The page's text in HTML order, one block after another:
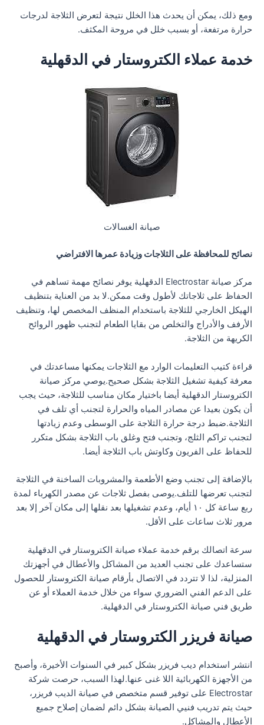
ومع ذلك، يمكن أن يحدث هذا الخلل نتيجة لتعرض الثلاجة لدرجات
حرارة مرتفعة، أو بسبب خلل في مروحة المكثف.
خدمة عملاء الكتروستار في الدقهلية
صيانة الغسالات
نصائح للمحافظة على الثلاجات وزيادة عمرها الافتراضي
مركز صيانة Electrostar الدقهلية يوفر نصائح مهمة تساهم في
الحفاظ على ثلاجاتك لأطول وقت ممكن.لا بد من العناية بتنظيف
الهيكل الخارجي للثلاجة باستخدام المنظف المخصص لها، وتنظيف
الأرفف والأدراج والتخلص من بقايا الطعام لتجنب ظهور الروائح
الكريهة من الثلاجة.
قراءة كتيب التعليمات الوارد مع الثلاجات يمكنها مساعدتك في
معرفة كيفية تشغيل الثلاجة بشكل صحيح.يوصي مركز صيانة
الكتروستار الدقهلية أيضا باختيار مكان مناسب للثلاجة، حيث يجب
أن يكون بعيدا عن مصادر المياه والحرارة لتجنب أي تلف في
الثلاجة.ضبط درجة حرارة الثلاجة على الوسطى وعدم زيادتها
لتجنب تراكم الثلج، وتجنب فتح وغلق باب الثلاجة بشكل متكرر
للحفاظ على الفريون وكاوتش باب الثلاجة أيضا.
بالإضافة إلى تجنب وضع الأطعمة والمشروبات الساخنة في الثلاجة
لتجنب تعرضها للتلف.يوصى بفصل ثلاجات عن مصدر الكهرباء لمدة
ربع ساعة كل ١٠ أيام، وعدم تشغيلها بعد نقلها إلى مكان آخر إلا بعد
مرور ثلاث ساعات على الأقل.
سرعة اتصالك برقم خدمة عملاء صيانة الكتروستار في الدقهلية
ستساعدك على تجنب العديد من المشاكل والأعطال في أجهزتك
المنزلية، لذا لا تتردد في الاتصال بأرقام صيانة الكتروستار للحصول
على الدعم الفني الضروري سواء من خلال خدمة العملاء أو عن
طريق فني صيانة الكتروستار في الدقهلية.
صيانة فريزر الكتروستار في الدقهلية
انتشر استخدام ديب فريزر بشكل كبير في السنوات الأخيرة، وأصبح
من الأجهزة الكهربائية اللا غنى عنها.لهذا السبب، حرصت شركة
Electrostar على توفير قسم متخصص في صيانة الديب فريزر،
حيث يتم تدريب فنيي الصيانة بشكل دائم لضمان إصلاح جميع
الأعطال والمشاكل.